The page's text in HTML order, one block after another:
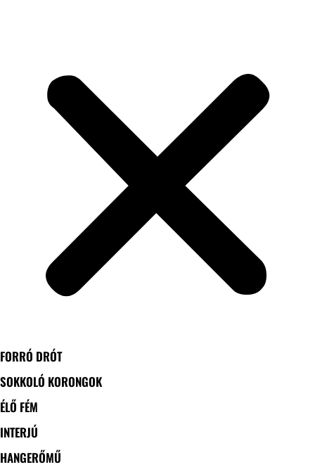
FORRÓ DRÓT
SOKKOLÓ KORONGOK
ÉLŐ FÉM
INTERJÚ
HANGERŐMŰ